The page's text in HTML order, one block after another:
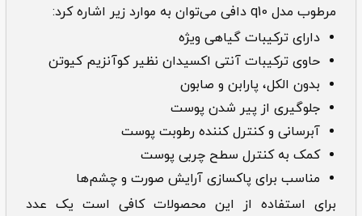
مرطوب مدل q10 دافی می‌توان به موارد زیر اشاره کرد:
دارای ترکیبات گیاهی ویژه
حاوی ترکیبات آنتی اکسیدان نظیر کوآنزیم کیوتن
بدون الکل، پارابن و صابون
جلوگیری از پیر شدن پوست
آبرسانی و کنترل کننده رطوبت پوست
کمک به کنترل سطح چربی پوست
مناسب برای پاکسازی آرایش صورت و چشم‌ها
برای استفاده از این محصولات کافی است یک عدد